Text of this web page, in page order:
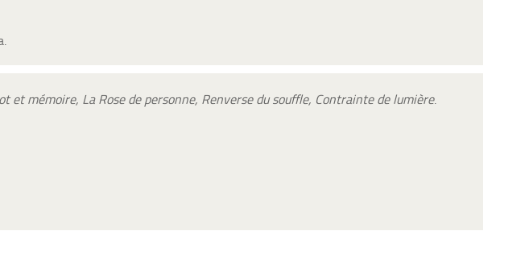
et mémoire, La Rose de personne, Renverse du souffle, Contrainte de lumière.